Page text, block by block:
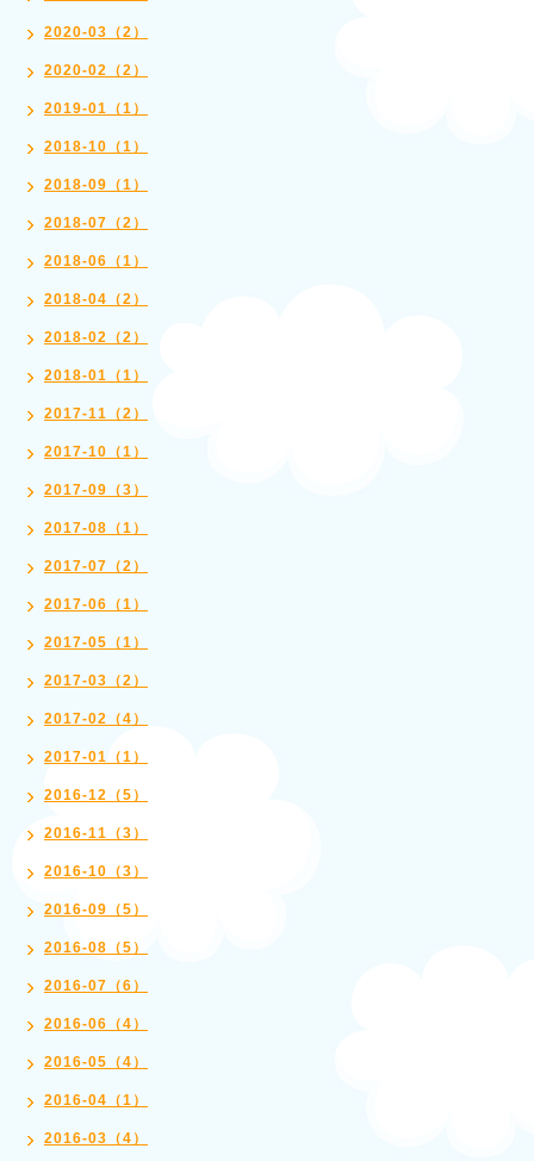
2020-03（2）
2020-02（2）
2019-01（1）
2018-10（1）
2018-09（1）
2018-07（2）
2018-06（1）
2018-04（2）
2018-02（2）
2018-01（1）
2017-11（2）
2017-10（1）
2017-09（3）
2017-08（1）
2017-07（2）
2017-06（1）
2017-05（1）
2017-03（2）
2017-02（4）
2017-01（1）
2016-12（5）
2016-11（3）
2016-10（3）
2016-09（5）
2016-08（5）
2016-07（6）
2016-06（4）
2016-05（4）
2016-04（1）
2016-03（4）